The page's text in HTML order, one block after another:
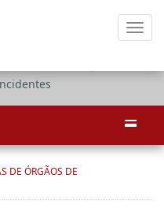
DE ÓRGÃOS DE